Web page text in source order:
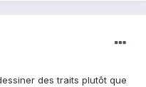
des traits plutôt que